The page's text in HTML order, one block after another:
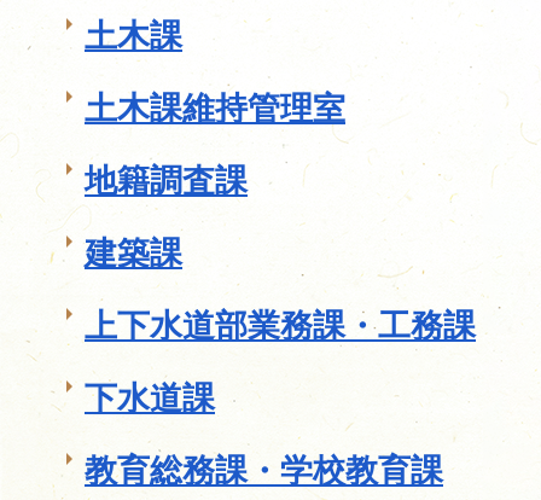
土木課
土木課維持管理室
地籍調査課
建築課
上下水道部業務課・工務課
下水道課
教育総務課・学校教育課